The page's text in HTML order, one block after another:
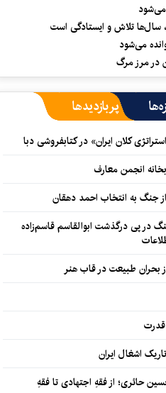
سال‌ها تلاش و ایستادگی است
می‌شود
در مرز مرگ
پربازدیدها
کلان ایران» در کتابفروشی دبا
انجمن معارف
جنگ به انتخاب احمد دهقان
در پی درگذشت ابوالقاسم قاسم‌زاده
بحران طبیعت در قاب هنر
قدرت
اشغال ایران
حائری؛ از فقهِ اجتهادی تا فقهِ